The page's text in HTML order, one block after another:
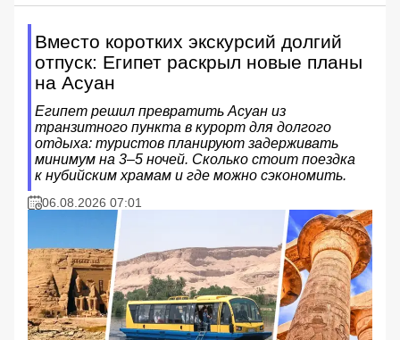
Вместо коротких экскурсий долгий
отпуск: Египет раскрыл новые планы
на Асуан
Египет решил превратить Асуан из
транзитного пункта в курорт для долгого
отдыха: туристов планируют задерживать
минимум на 3–5 ночей. Сколько стоит поездка
к нубийским храмам и где можно сэкономить.
06.08.2026 07:01